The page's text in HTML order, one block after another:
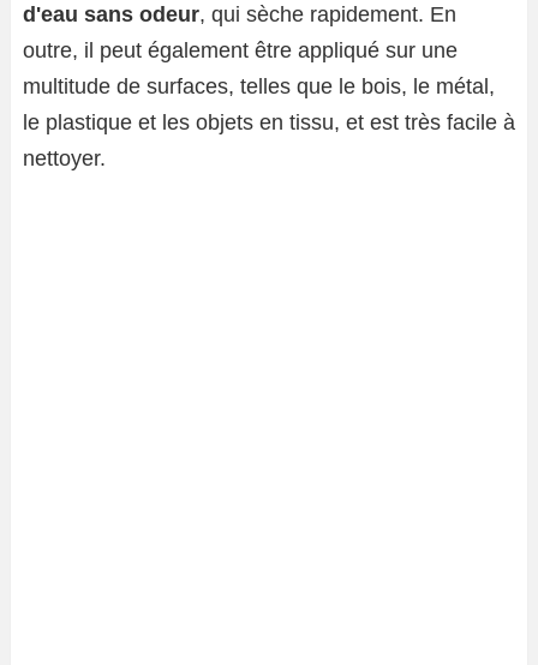
d'eau sans odeur, qui sèche rapidement. En
outre, il peut également être appliqué sur une
multitude de surfaces, telles que le bois, le métal,
le plastique et les objets en tissu, et est très facile à
nettoyer.